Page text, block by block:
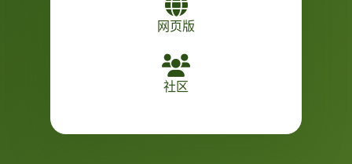
网页版
社区